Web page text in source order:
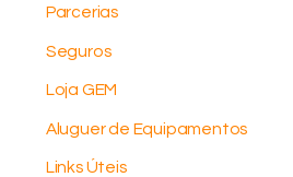
Parcerias
Seguros
Loja GEM
Aluguer de Equipamentos
Links Úteis